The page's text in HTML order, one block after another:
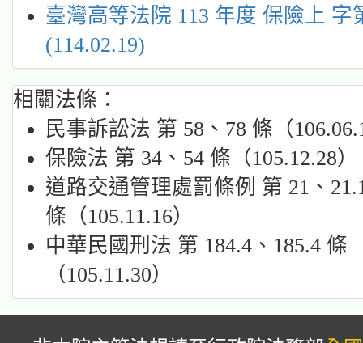
臺灣高等法院 113 年度 保險上 字
(114.02.19)
相關法條：
民事訴訟法 第 58、78 條（
保險法 第 34、54 條（105.12.28）
道路交通管理處罰條例 第 21、
條（105.11.16）
中華民國刑法 第 184.4、185.4 條
（105.11.30）